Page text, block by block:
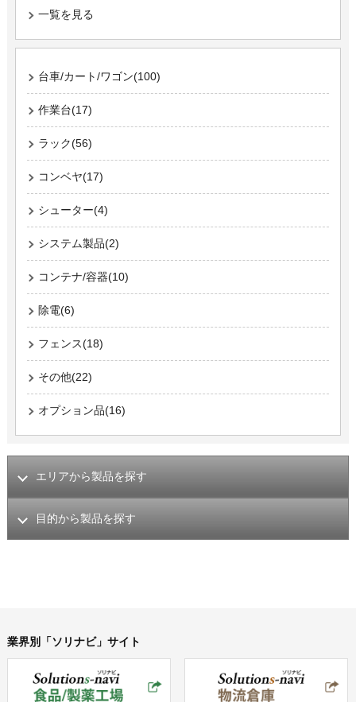
一覧を見る
台車/カート/ワゴン(100)
作業台(17)
ラック(56)
コンベヤ(17)
シューター(4)
システム製品(2)
コンテナ/容器(10)
除電(6)
フェンス(18)
その他(22)
オプション品(16)
エリアから製品を探す
目的から製品を探す
業界別「ソリナビ」サイト